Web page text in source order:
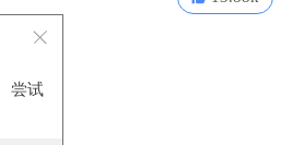
尝试